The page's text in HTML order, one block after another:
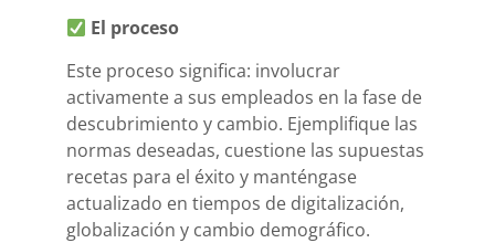
El proceso
Este proceso significa: involucrar
activamente a sus empleados en la fase de
descubrimiento y cambio. Ejemplifique las
normas deseadas, cuestione las supuestas
recetas para el éxito y manténgase
actualizado en tiempos de digitalización,
globalización y cambio demográfico.